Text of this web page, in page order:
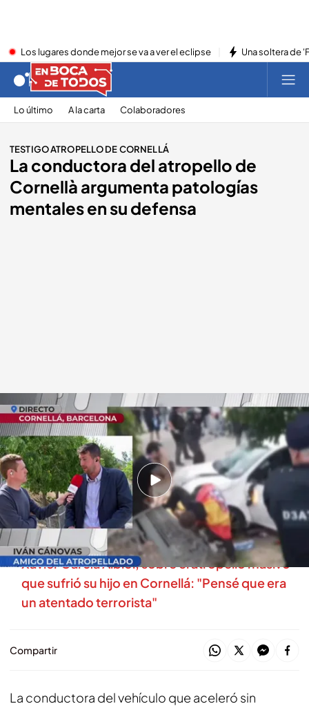
Los lugares donde mejor se va a ver el eclipse Una soltera de
Lo último A la carta Colaboradores
TESTIGO ATROPELLO DE CORNELLÁ
La conductora del atropello de
Cornellà argumenta patologías
mentales en su defensa
Iván Cánovas, testigo y amigo de un herido en el atropello de Cornellà
En boca de todos
19 MAY 2025 - 11:52h.
Dos heridos continúan ingresados en el
hospital en estado crítico: “El viernes se temió
seriamente por su vida”
Xavier García Albiol, sobre el atropello masivo
que sufrió su hijo en Cornellá: "Pensé que era
un atentado terrorista"
Compartir
La conductora del vehículo que aceleró sin